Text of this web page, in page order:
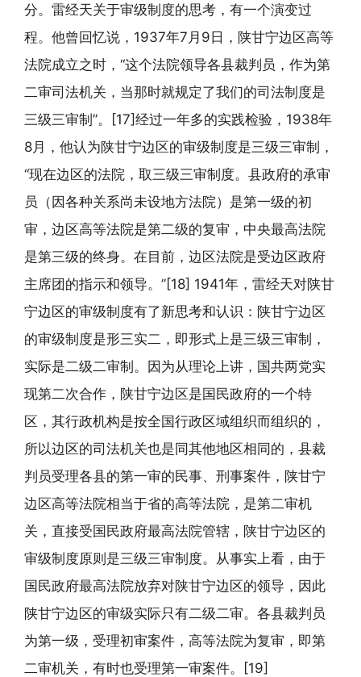
分。雷经天关于审级制度的思考，有一个演变过
程。他曾回忆说，1937年7月9日，陕甘宁边区高等
法院成立之时，“这个法院领导各县裁判员，作为第
二审司法机关，当那时就规定了我们的司法制度是
三级三审制”。[17]经过一年多的实践检验，1938年
8月，他认为陕甘宁边区的审级制度是三级三审制，
“现在边区的法院，取三级三审制度。县政府的承审
员（因各种关系尚未设地方法院）是第一级的初
审，边区高等法院是第二级的复审，中央最高法院
是第三级的终身。在目前，边区法院是受边区政府
主席团的指示和领导。”[18] 1941年，雷经天对陕甘
宁边区的审级制度有了新思考和认识：陕甘宁边区
的审级制度是形三实二，即形式上是三级三审制，
实际是二级二审制。因为从理论上讲，国共两党实
现第二次合作，陕甘宁边区是国民政府的一个特
区，其行政机构是按全国行政区域组织而组织的，
所以边区的司法机关也是同其他地区相同的，县裁
判员受理各县的第一审的民事、刑事案件，陕甘宁
边区高等法院相当于省的高等法院，是第二审机
关，直接受国民政府最高法院管辖，陕甘宁边区的
审级制度原则是三级三审制度。从事实上看，由于
国民政府最高法院放弃对陕甘宁边区的领导，因此
陕甘宁边区的审级实际只有二级二审。各县裁判员
为第一级，受理初审案件，高等法院为复审，即第
二审机关，有时也受理第一审案件。[19]